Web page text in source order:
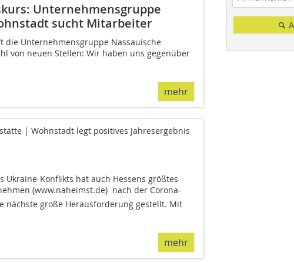
Unternehmensgruppe
sucht Mitarbeiter
die Unternehmensgruppe Nassauische
von neuen Stellen: Wir haben uns gegenüber
mehr
| Wohnstadt legt positives Jahresergebnis
Ukraine-Konflikts hat auch Hessens größtes
(www.naheimst.de)  nach der Corona-
nächste große Herausforderung gestellt. Mit
mehr